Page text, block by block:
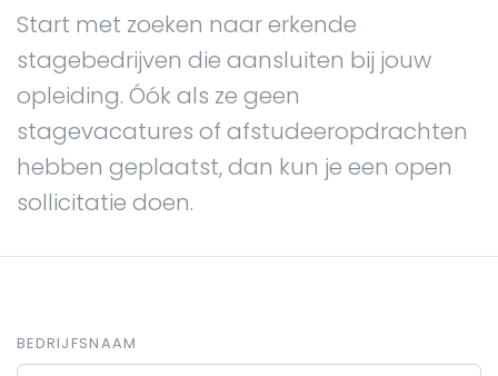
Start met zoeken naar erkende
stagebedrijven die aansluiten bij jouw
opleiding. Óók als ze geen
stagevacatures of afstudeeropdrachten
hebben geplaatst, dan kun je een open
sollicitatie doen.
BEDRIJFSNAAM